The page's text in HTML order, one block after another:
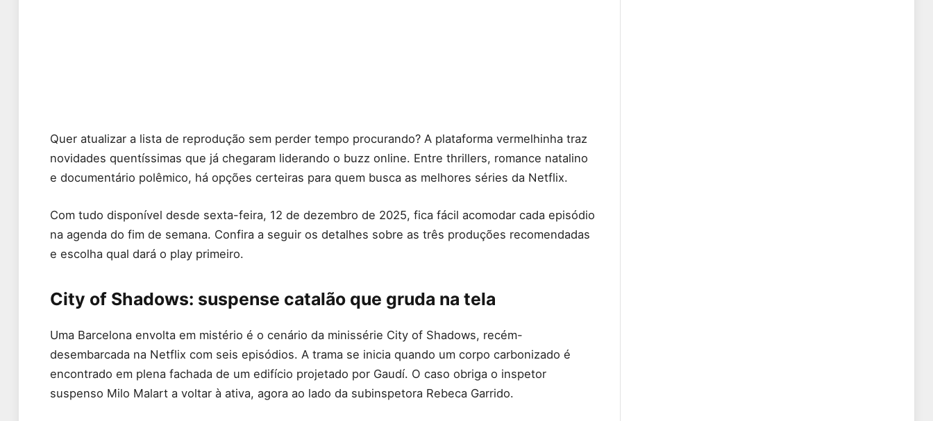
Quer atualizar a lista de reprodução sem perder tempo procurando? A plataforma vermelhinha traz
novidades quentíssimas que já chegaram liderando o buzz online. Entre thrillers, romance natalino
e documentário polêmico, há opções certeiras para quem busca as melhores séries da Netflix.
Com tudo disponível desde sexta-feira, 12 de dezembro de 2025, fica fácil acomodar cada episódio
na agenda do fim de semana. Confira a seguir os detalhes sobre as três produções recomendadas
e escolha qual dará o play primeiro.
City of Shadows: suspense catalão que gruda na tela
Uma Barcelona envolta em mistério é o cenário da minissérie City of Shadows, recém-
desembarcada na Netflix com seis episódios. A trama se inicia quando um corpo carbonizado é
encontrado em plena fachada de um edifício projetado por Gaudí. O caso obriga o inspetor
suspenso Milo Malart a voltar à ativa, agora ao lado da subinspetora Rebeca Garrido.